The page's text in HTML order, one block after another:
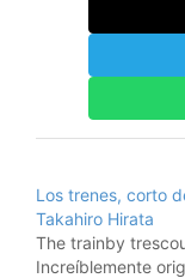
Los trenes, corto
Takahiro Hirata
The trainby
Increíblemente